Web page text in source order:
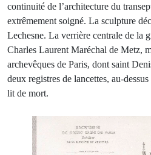
continuité de l’architecture du
extrêmement soigné. La sculpture
Lechesne. La verrière centrale de la
Charles Laurent Maréchal de Metz,
archevêques de Paris, dont saint
deux registres de lancettes, au-
lit de mort.